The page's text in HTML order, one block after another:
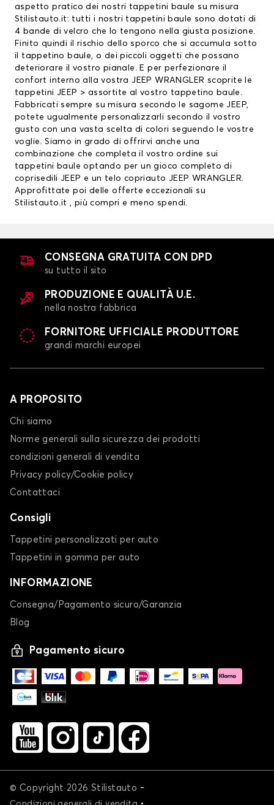
aspetto pratico dei nostri tappetini baule su misura
Stilistauto.it: tutti i nostri tappetini baule sono dotati di
4 bande di velcro che lo tengono nella giusta posizione.
Finito quindi il rischio dello sporco che si accumula sotto
il tappetino baule, o dei piccoli oggetti che possano
deteriorare il vostro pianale. E per perfezionare il
confort interno alla vostra JEEP WRANGLER scoprite le
tappetini JEEP > assortite al vostro tappetino baule.
Fabbricati sempre su misura secondo le sagome JEEP,
potete ugualmente personalizzarli secondo il vostro
gusto con una vasta scelta di colori seguendo le vostre
voglie. Siamo in grado di offrirvi anche una
combinazione che completa il vostro ordine sui
tappetini baule optando per un gioco completo di
coprisedili JEEP e un telo copriauto JEEP WRANGLER.
Approfittate poi delle offerte eccezionali su
Stilistauto.it , più compri e meno spendi.
CONSEGNA GRATUITA CON DPD
su tutto il sito
PRODUZIONE E QUALITÀ U.E.
nella nostra fabbrica
FORNITORE UFFICIALE PRODUTTORE
grandi marchi europei
A PROPOSITO
Chi siamo
Norme generali sulla sicurezza dei prodotti
condizioni generali di vendita
Privacy policy/Cookie policy
Contattaci
Consigli
Tappetini personalizzati per auto
Tappetini in gomma per auto
INFORMAZIONE
Consegna/Pagamento sicuro/Garanzia
Blog
Pagamento sicuro
© Copyright 2026 Stilistauto -